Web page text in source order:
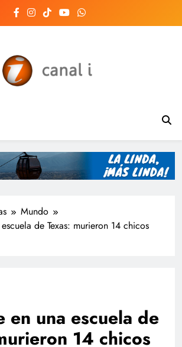
Argentina y el
las 24 horas
día
Mundo
de Texas: murieron 14 chicos
en una escuela de
14 chicos